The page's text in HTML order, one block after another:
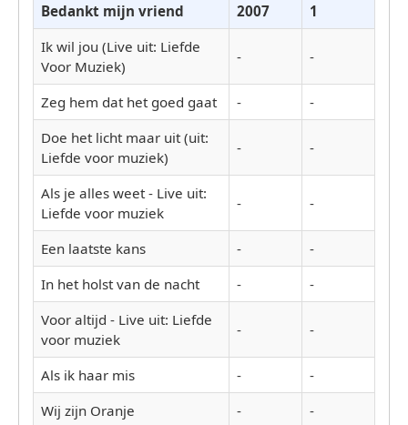
Bedankt mijn vriend
2007
1
Ik wil jou (Live uit: Liefde
Voor Muziek)
- -
Zeg hem dat het goed gaat -
-
Doe het licht maar uit (uit:
Liefde voor muziek)
- -
Als je alles weet - Live uit:
Liefde voor muziek
- -
Een laatste kans -
-
In het holst van de nacht
-
-
Voor altijd - Live uit: Liefde
voor muziek
- -
Als ik haar mis -
-
Wij zijn Oranje
-
-